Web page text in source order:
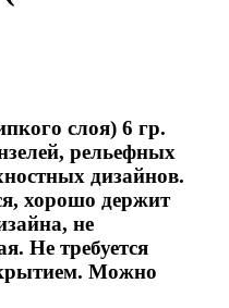
слоя) 6 гр.
рельефных
дизайнов.
хорошо держит
не
Не требуется
Можно